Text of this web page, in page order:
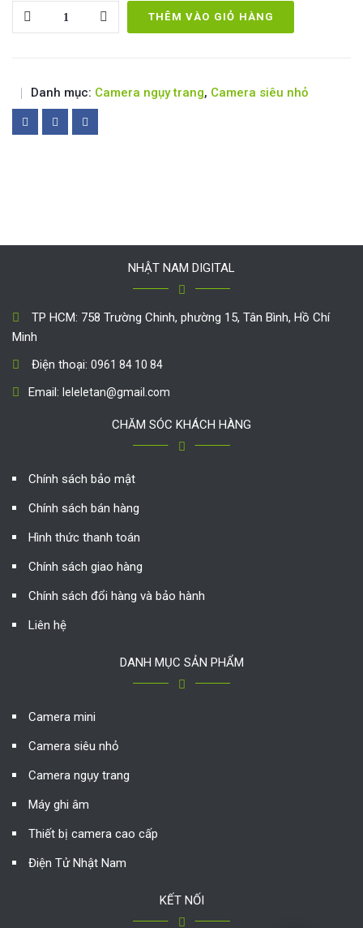
Quantity THÊM VÀO GIỎ HÀNG
Danh mục: Camera ngụy trang, Camera siêu nhỏ
NHẬT NAM DIGITAL
TP HCM: 758 Trường Chinh, phường 15, Tân Bình, Hồ Chí
Minh
Điện thoại: 0961 84 10 84
Email: leleletan@gmail.com
CHĂM SÓC KHÁCH HÀNG
Chính sách bảo mật
Chính sách bán hàng
Hình thức thanh toán
Chính sách giao hàng
Chính sách đổi hàng và bảo hành
Liên hệ
DANH MỤC SẢN PHẨM
Camera mini
Camera siêu nhỏ
Camera ngụy trang
Máy ghi âm
Thiết bị camera cao cấp
Điện Tử Nhật Nam
KẾT NỐI